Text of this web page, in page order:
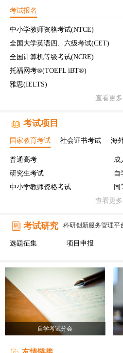
考试报名
中小学教师资格考试(NTCE)
全国大学英语四、六级考试(CET)
全国计算机等级考试(NCRE)
托福网考®(TOEFL iBT®)
雅思(IELTS)
查看更多
考试项目
国家教育考试 社会证书考试 海
普通高考
成
研究生考试
自
中小学教师资格考试
同
查看更多
考试研究 科研创新服务管理平
选题征集 项目申报
自学考试分会